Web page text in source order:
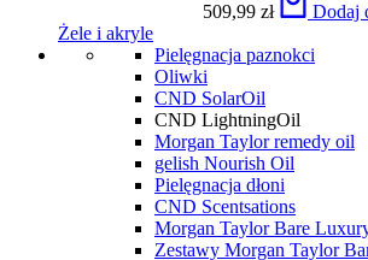
509,99 zł
Dodaj
Żele i akryle
Pielęgnacja paznokci
Oliwki
CND SolarOil
CND LightningOil
Morgan Taylor remedy oil
gelish Nourish Oil
Pielęgnacja dłoni
CND Scentsations
Morgan Taylor Bare
Zestawy Morgan Taylor